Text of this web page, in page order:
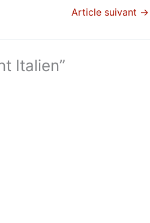
Article suivant →
Italien”